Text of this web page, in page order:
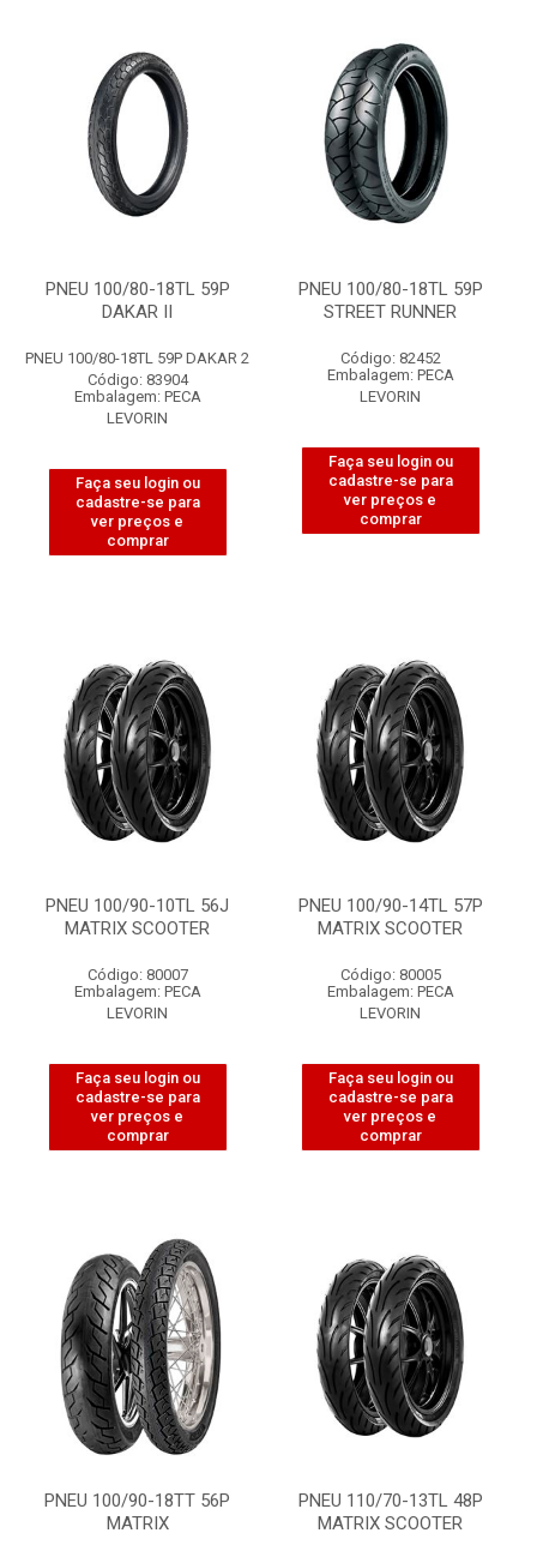
PNEU 100/80-18TL 59P
DAKAR II
PNEU 100/80-18TL 59P DAKAR 2
Código: 83904
Embalagem: PECA
LEVORIN
Faça seu login ou
cadastre-se para
ver preços e
comprar
PNEU 100/80-18TL 59P
STREET RUNNER
Código: 82452
Embalagem: PECA
LEVORIN
Faça seu login ou
cadastre-se para
ver preços e
comprar
PNEU 100/90-10TL 56J
MATRIX SCOOTER
Código: 80007
Embalagem: PECA
LEVORIN
Faça seu login ou
cadastre-se para
ver preços e
comprar
PNEU 100/90-14TL 57P
MATRIX SCOOTER
Código: 80005
Embalagem: PECA
LEVORIN
Faça seu login ou
cadastre-se para
ver preços e
comprar
PNEU 100/90-18TT 56P
MATRIX
PNEU 110/70-13TL 48P
MATRIX SCOOTER